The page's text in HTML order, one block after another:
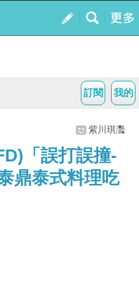
我的
訂閱
紫川琪灩
「誤打誤撞-
鼎泰式料理吃